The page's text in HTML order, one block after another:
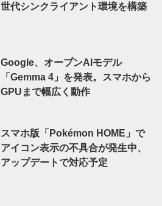
世代シンクライアント環境を構築
Google、オープンAIモデル
「Gemma 4」を発表。スマホから
GPUまで幅広く動作
スマホ版「Pokémon HOME」で
アイコン表示の不具合が発生中、
アップデートで対応予定